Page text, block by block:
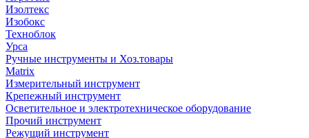
Изолтекс
Изобокс
Техноблок
Урса
Ручные инструменты и Хоз.товары
Matrix
Измерительный инструмент
Крепежный инструмент
Осветительное и электротехническое оборудование
Прочий инструмент
Режущий инструмент